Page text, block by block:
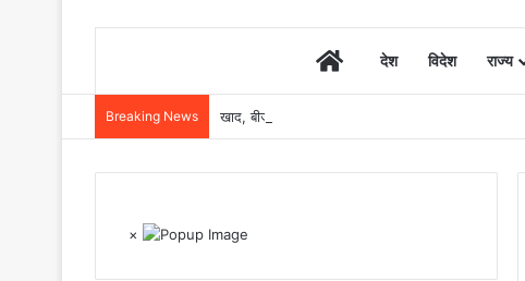
Homeदेश विदेश राज्य
Breaking News खाद, बीज और उर्वरकों की समय पर उपलब्धता से किसानों में
×